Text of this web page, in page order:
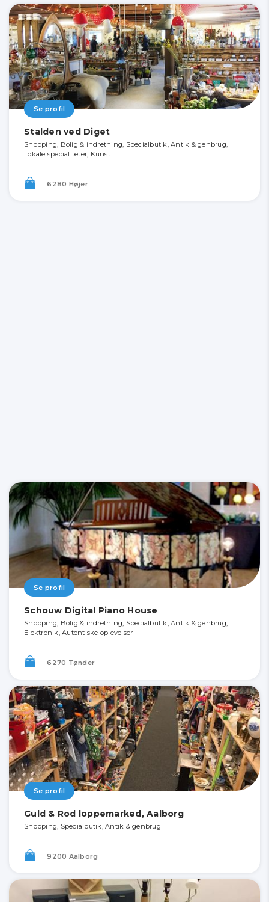
Se profil
Stalden ved Diget
Shopping, Bolig & indretning, Specialbutik, Antik & genbrug,
Lokale specialiteter, Kunst
6280 Højer
Se profil
Schouw Digital Piano House
Shopping, Bolig & indretning, Specialbutik, Antik & genbrug,
Elektronik, Autentiske oplevelser
6270 Tønder
Se profil
Guld & Rod loppemarked, Aalborg
Shopping, Specialbutik, Antik & genbrug
9200 Aalborg